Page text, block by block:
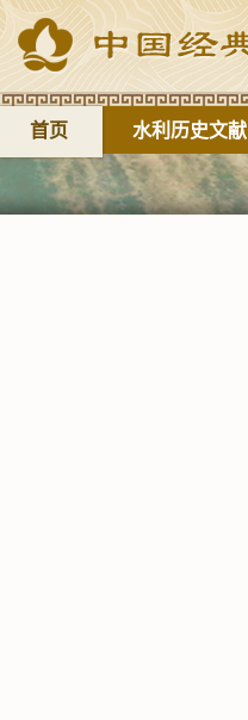
首页 水利历史文献